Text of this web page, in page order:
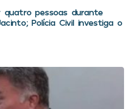
quatro pessoas durante
Polícia Civil investiga o